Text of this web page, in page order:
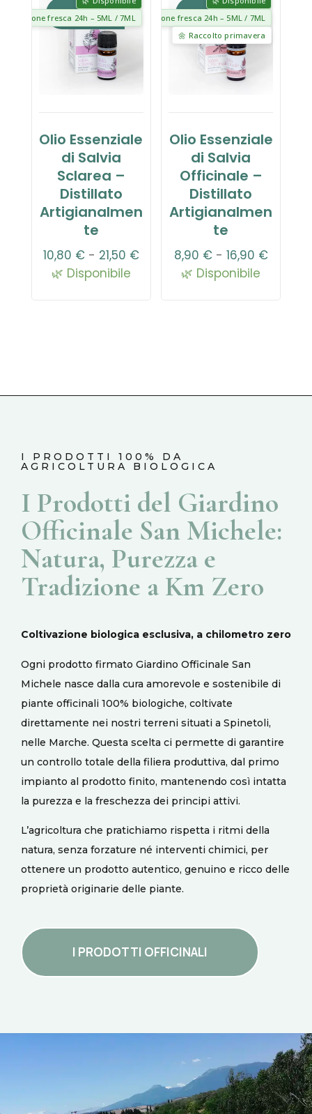
fresca 24h – 5ML / 7ML
In offerta!
Olio Essenziale
di Salvia
Sclarea –
Distillato
Artigianalmen
te
10,80 € - 21,50 €Fascia
🌿 Disponibile
🧴 Preparazione fresca 24h – 5ML / 7ML
🌼 Raccolto primavera
In offerta!
Olio Essenziale
di Salvia
Officinale –
Distillato
Artigianalmen
te
8,90 € - 16,90 €Fascia
🌿 Disponibile
I PRODOTTI 100% DA
AGRICOLTURA BIOLOGICA
I Prodotti del Giardino
Officinale San Michele:
Natura, Purezza e
Tradizione a Km Zero
Coltivazione biologica esclusiva, a chilometro zero
Ogni prodotto firmato Giardino Officinale San
Michele nasce dalla cura amorevole e sostenibile di
piante officinali 100% biologiche, coltivate
direttamente nei nostri terreni situati a Spinetoli,
nelle Marche. Questa scelta ci permette di garantire
un controllo totale della filiera produttiva, dal primo
impianto al prodotto finito, mantenendo così intatta
la purezza e la freschezza dei principi attivi.
L’agricoltura che pratichiamo rispetta i ritmi della
natura, senza forzature né interventi chimici, per
ottenere un prodotto autentico, genuino e ricco delle
proprietà originarie delle piante.
I PRODOTTI OFFICINALI